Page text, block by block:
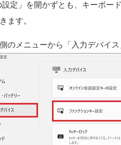
定」を開かずとも、キーボー
ます。
のメニューから「入力デバイ